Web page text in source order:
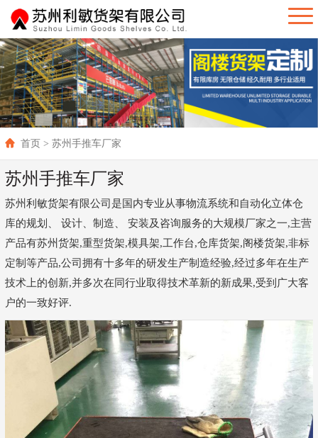
首页 > 苏州手推车厂家
苏州手推车厂家
苏州利敏货架有限公司是国内专业从事物流系统和自动化立体仓
库的规划、 设计、制造、 安装及咨询服务的大规模厂家之一,主营
产品有苏州货架,重型货架,模具架,工作台,仓库货架,阁楼货架,非标
定制等产品,公司拥有十多年的研发生产制造经验,经过多年在生产
技术上的创新,并多次在同行业取得技术革新的新成果,受到广大客
户的一致好评.